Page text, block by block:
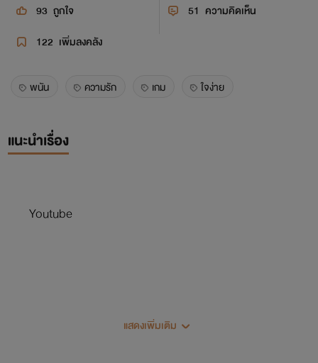
93 ถูกใจ 51 ความคิดเห็น
122 เพิ่มลงคลัง
พนัน ความรัก เกม ใจง่าย
แนะนำเรื่อง
Youtube
แสดงเพิ่มเติม